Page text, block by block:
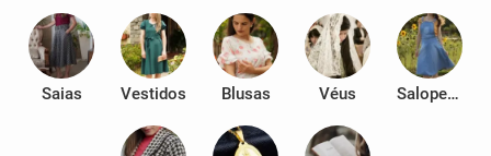
Saias Vestidos Blusas Véus Salopetes